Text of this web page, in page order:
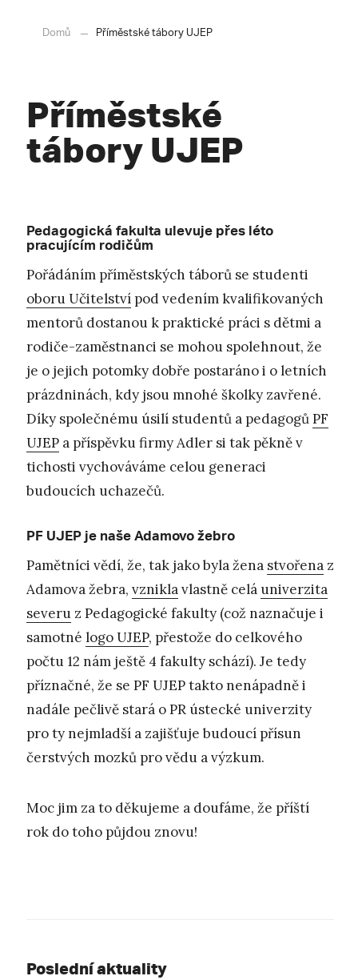
Domů Příměstské tábory UJEP
Příměstské
tábory UJEP
Pedagogická fakulta ulevuje přes léto
pracujícím rodičům
Pořádáním příměstských táborů se studenti
oboru Učitelství pod vedením kvalifikovaných
mentorů dostanou k praktické práci s dětmi a
rodiče-zaměstnanci se mohou spolehnout, že
je o jejich potomky dobře postaráno i o letních
prázdninách, kdy jsou mnohé školky zavřené.
Díky společnému úsilí studentů a pedagogůPF
UJEP a příspěvku firmy Adler si tak pěkně v
tichosti vychováváme celou generaci
budoucích uchazečů.
PF UJEP je naše Adamovo žebro
Pamětníci vědí, že, tak jako byla žena stvořena z
Adamova žebra, vzniklavlastně celá univerzita
severu z Pedagogické fakulty (což naznačuje i
samotné logo UJEP, přestože do celkového
počtu 12 nám ještě 4 fakulty schází). Je tedy
příznačné, že se PF UJEP takto nenápadně i
nadále pečlivě stará o PR ústecké univerzity
pro ty nejmladší a zajišťuje budoucí přísun
čerstvých mozků pro vědu a výzkum.
Moc jim za to děkujeme a doufáme, že příští
rok do toho půjdou znovu!
Poslední aktuality